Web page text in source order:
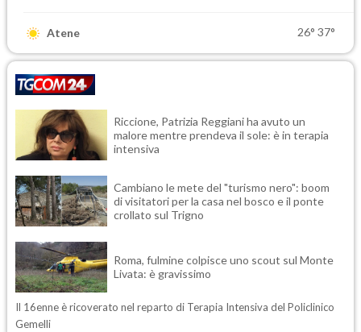
Atene 26° 37°
Riccione, Patrizia Reggiani ha avuto un
malore mentre prendeva il sole: è in terapia
intensiva
Cambiano le mete del "turismo nero": boom
di visitatori per la casa nel bosco e il ponte
crollato sul Trigno
Roma, fulmine colpisce uno scout sul Monte
Livata: è gravissimo
Il 16enne è ricoverato nel reparto di Terapia Intensiva del Policlinico
Gemelli